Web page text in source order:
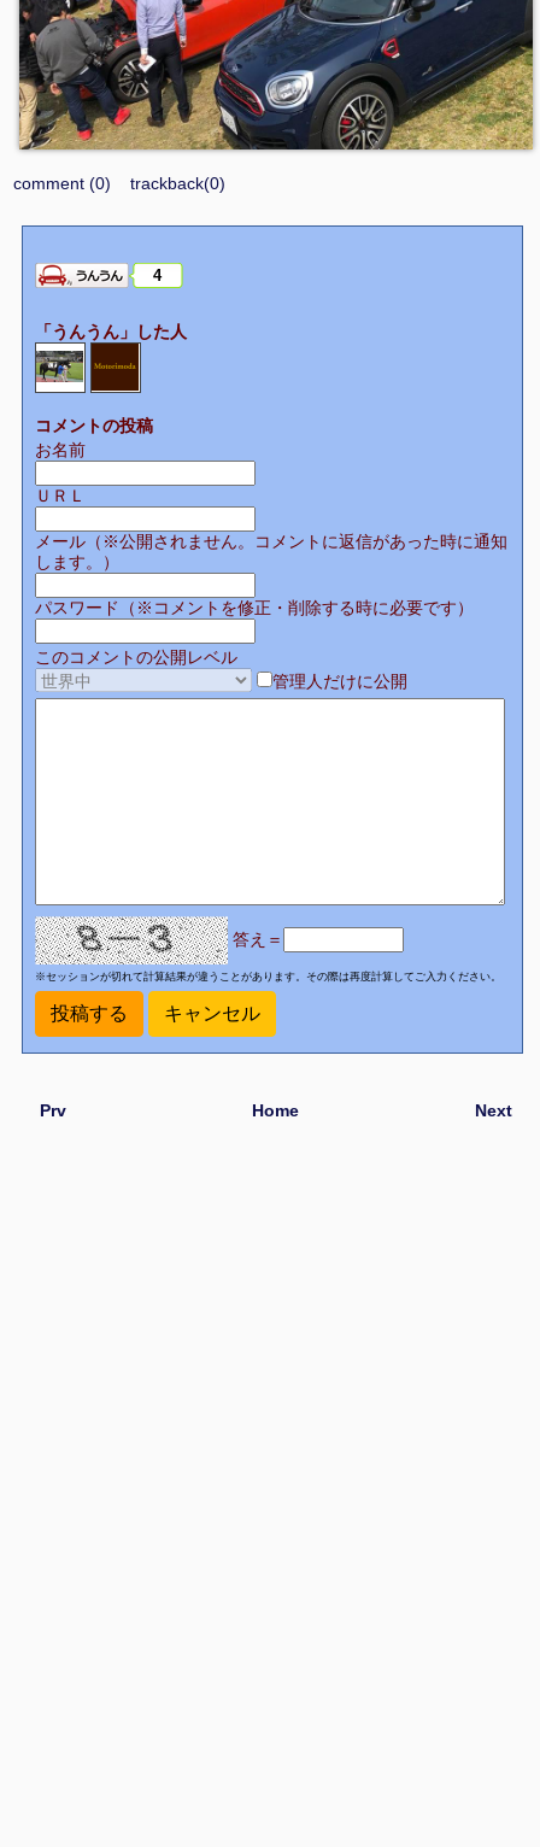
comment (0) trackback(0)
4
「うんうん」した人
コメントの投稿
お名前
ＵＲＬ
メール（※公開されません。コメントに返信があった時に通知
します。）
パスワード（※コメントを修正・削除する時に必要です）
このコメントの公開レベル
管理人だけに公開
答え＝
※セッションが切れて計算結果が違うことがあります。その際は再度計算してご入力ください。
Prv Next
Home